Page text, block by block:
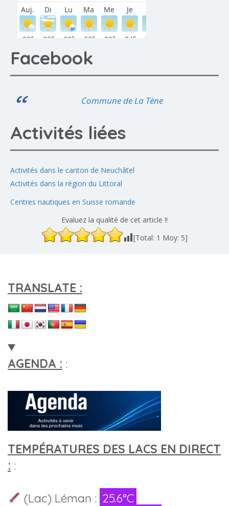
Facebook
Commune de La Tène
Activités liées
Activités dans le canton de Neuchâtel
Activités dans la région du Littoral
Centres nautiques en Suisse romande
Evaluez la qualité de cet article !!
[Total: 1 Moy: 5]
TRANSLATE :
AGENDA : :
TEMPÉRATURES DES LACS EN DIRECT
: :
(Lac) Léman : 25.6°C